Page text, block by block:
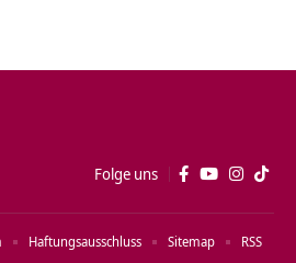
Folge uns
Haftungsausschluss Sitemap RSS